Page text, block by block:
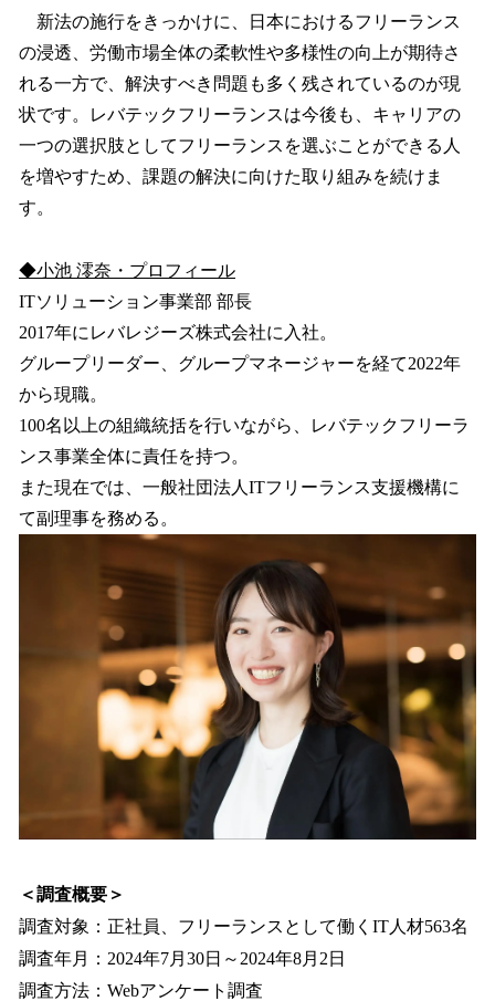
新法の施行をきっかけに、日本におけるフリーランス
の浸透、労働市場全体の柔軟性や多様性の向上が期待さ
れる一方で、解決すべき問題も多く残されているのが現
状です。レバテックフリーランスは今後も、キャリアの
一つの選択肢としてフリーランスを選ぶことができる人
を増やすため、課題の解決に向けた取り組みを続けま
す。
◆小池 澪奈・プロフィール
ITソリューション事業部 部長
2017年にレバレジーズ株式会社に入社。
グループリーダー、グループマネージャーを経て2022年
から現職。
100名以上の組織統括を行いながら、レバテックフリーラ
ンス事業全体に責任を持つ。
また現在では、一般社団法人ITフリーランス支援機構に
て副理事を務める。
＜調査概要＞
調査対象：正社員、フリーランスとして働くIT人材563名
調査年月：2024年7月30日～2024年8月2日
調査方法：Webアンケート調査